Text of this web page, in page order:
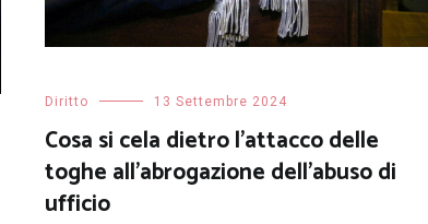
Diritto 13 Settembre 2024
Cosa si cela dietro l’attacco delle
toghe all’abrogazione dell’abuso di
ufficio